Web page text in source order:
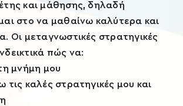
και μάθησης, δηλαδή
στο να μαθαίνω καλύτερα και
Οι μεταγνωστικές στρατηγικές
πώς να:
μνήμη μου
τις καλές στρατηγικές μου και